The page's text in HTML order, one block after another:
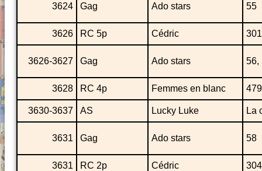
3624 Gag Ado stars 55
3626 RC 5p Cédric 301
3626-3627 Gag Ado stars 56,
3628 RC 4p Femmes en blanc 479
3630-3637 AS Lucky Luke La
3631 Gag Ado stars 58
3631 RC 2p Cédric 304